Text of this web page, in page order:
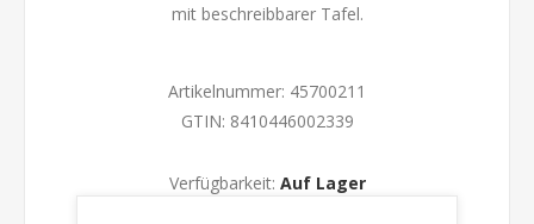
mit beschreibbarer Tafel.
Artikelnummer: 45700211
GTIN: 8410446002339
Verfügbarkeit: Auf Lager